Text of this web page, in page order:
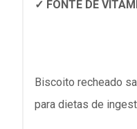
✓ FONTE DE
Biscoito recheado
para dietas de